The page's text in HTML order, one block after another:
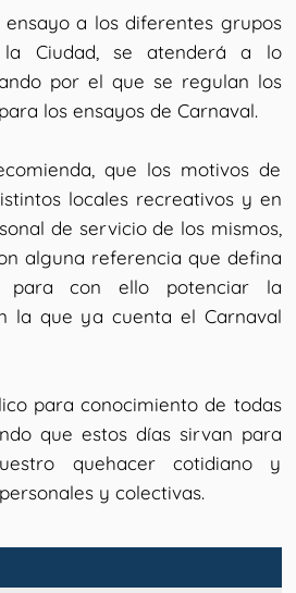
ensayo a los diferentes grupos
Ciudad, se atenderá a lo
por el que se regulan los
los ensayos de Carnaval.
que los motivos de
locales recreativos y en
de servicio de los mismos,
alguna referencia que defina
para con ello potenciar la
la que ya cuenta el Carnaval
para conocimiento de todas
que estos días sirvan para
quehacer cotidiano y
y colectivas.